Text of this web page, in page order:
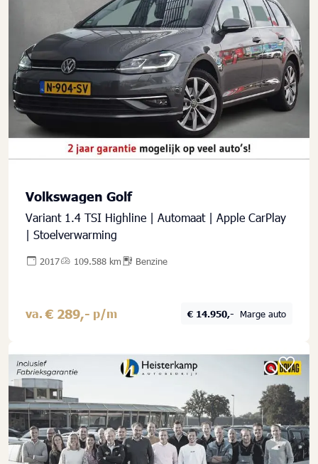
Volkswagen Golf
Variant 1.4 TSI Highline | Automaat | Apple CarPlay
| Stoelverwarming
2017 109.588 km Benzine
va. € 289,- p/m € 14.950,- Marge auto